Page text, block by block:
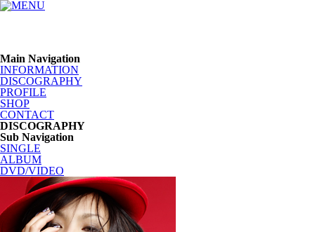
Main Navigation
INFORMATION
DISCOGRAPHY
PROFILE
SHOP
CONTACT
DISCOGRAPHY
Sub Navigation
SINGLE
ALBUM
DVD/VIDEO